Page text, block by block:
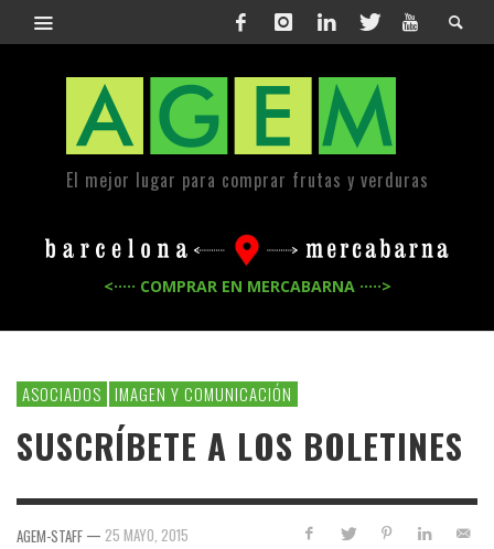
El mejor lugar para comprar frutas y verduras
<····· COMPRAR EN MERCABARNA ·····>
ASOCIADOS IMAGEN Y COMUNICACIÓN
SUSCRÍBETE A LOS BOLETINES
AGEM-STAFF — 25 MAYO, 2015